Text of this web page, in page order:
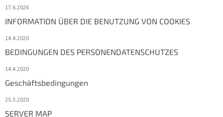
17.6.2026
INFORMATION ÜBER DIE BENUTZUNG VON COOKIES
14.4.2020
BEDINGUNGEN DES PERSONENDATENSCHUTZES
14.4.2020
Geschäftsbedingungen
25.3.2020
SERVER MAP